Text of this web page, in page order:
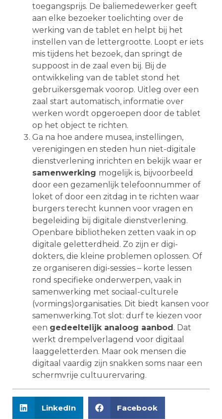
toegangsprijs. De baliemedewerker geeft
aan elke bezoeker toelichting over de
werking van de tablet en helpt bij het
instellen van de lettergrootte. Loopt er iets
mis tijdens het bezoek, dan springt de
suppoost in de zaal even bij. Bij de
ontwikkeling van de tablet stond het
gebruikersgemak voorop. Uitleg over een
zaal start automatisch, informatie over
werken wordt opgeroepen door de tablet
op het object te richten.
Ga na hoe andere musea, instellingen,
verenigingen en steden hun niet-digitale
dienstverlening inrichten en bekijk waar er
samenwerking mogelijk is, bijvoorbeeld
door een gezamenlijk telefoonnummer of
loket of door een zitdag in te richten waar
burgers terecht kunnen voor vragen en
begeleiding bij digitale dienstverlening.
Openbare bibliotheken zetten vaak in op
digitale geletterdheid. Zo zijn er digi-
dokters, die kleine problemen oplossen. Of
ze organiseren digi-sessies – korte lessen
rond specifieke onderwerpen, vaak in
samenwerking met sociaal-culturele
(vormings)organisaties. Dit biedt kansen voor
samenwerking.Tot slot: durf te kiezen voor
een gedeeltelijk analoog aanbod . Dat
werkt drempelverlagend voor digitaal
laaggeletterden. Maar ook mensen die
digitaal vaardig zijn snakken soms naar een
schermvrije cultuurervaring.
LinkedIn Facebook